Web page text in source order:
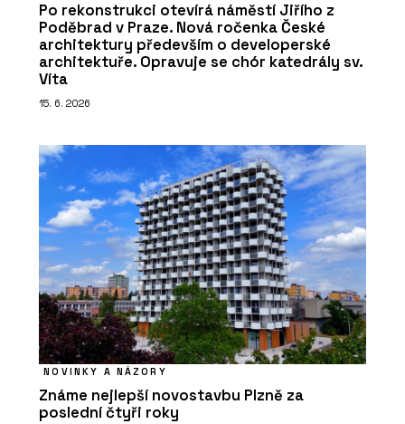
Po rekonstrukci otevírá náměstí Jiřího z
Poděbrad v Praze. Nová ročenka České
architektury především o developerské
architektuře. Opravuje se chór katedrály sv.
Víta
15. 6. 2026
NOVINKY A NÁZORY
Známe nejlepší novostavbu Plzně za
poslední čtyři roky